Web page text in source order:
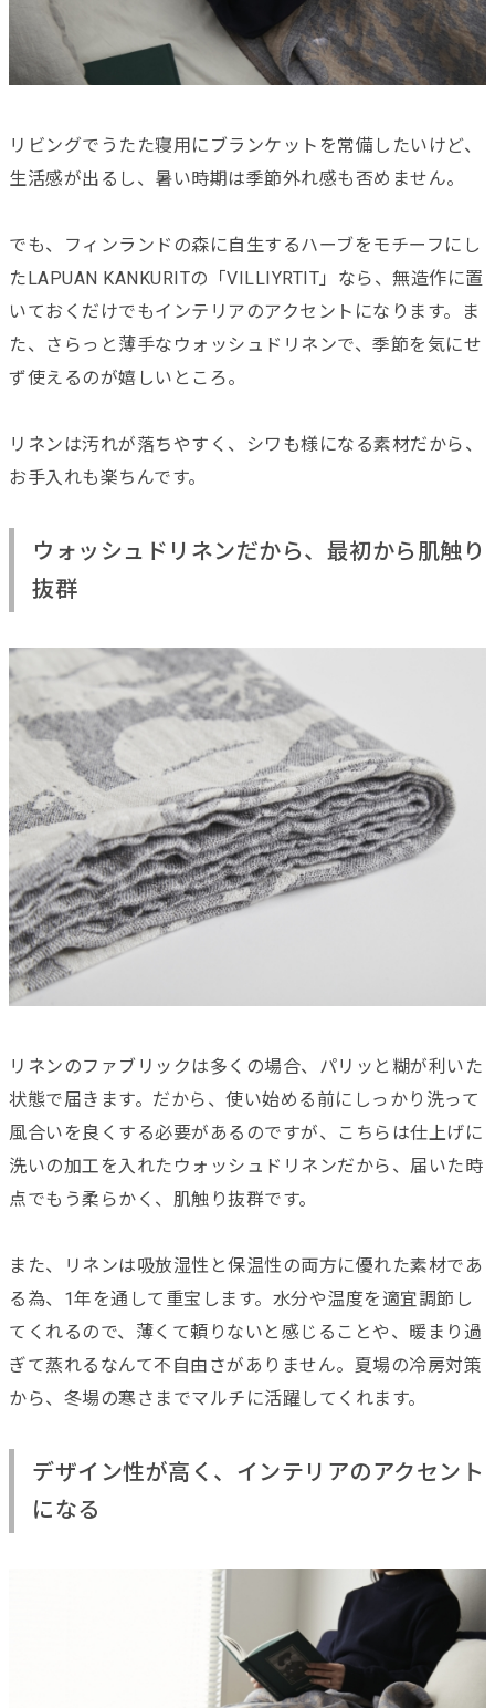
リビングでうたた寝用にブランケットを常備したいけど、
生活感が出るし、暑い時期は季節外れ感も否めません。
でも、フィンランドの森に自生するハーブをモチーフにし
たLAPUAN KANKURITの「VILLIYRTIT」なら、無造作に置
いておくだけでもインテリアのアクセントになります。ま
た、さらっと薄手なウォッシュドリネンで、季節を気にせ
ず使えるのが嬉しいところ。
リネンは汚れが落ちやすく、シワも様になる素材だから、
お手入れも楽ちんです。
ウォッシュドリネンだから、最初から肌触り
抜群
リネンのファブリックは多くの場合、パリッと糊が利いた
状態で届きます。だから、使い始める前にしっかり洗って
風合いを良くする必要があるのですが、こちらは仕上げに
洗いの加工を入れたウォッシュドリネンだから、届いた時
点でもう柔らかく、肌触り抜群です。
また、リネンは吸放湿性と保温性の両方に優れた素材であ
る為、1年を通して重宝します。水分や温度を適宜調節し
てくれるので、薄くて頼りないと感じることや、暖まり過
ぎて蒸れるなんて不自由さがありません。夏場の冷房対策
から、冬場の寒さまでマルチに活躍してくれます。
デザイン性が高く、インテリアのアクセント
になる